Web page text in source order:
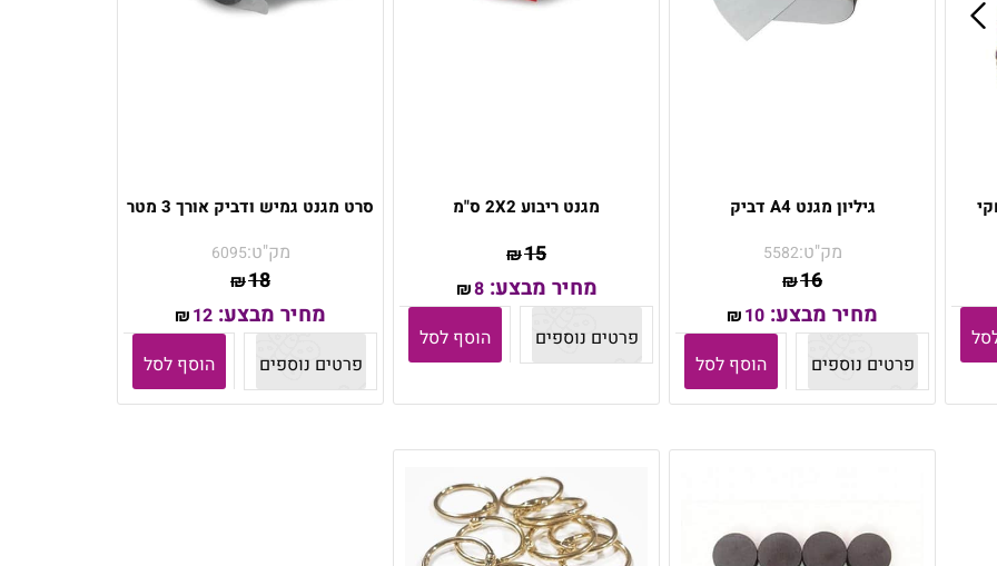
גיליון מגנט A4 דביק
מק"ט:5582
₪16
מחיר מבצע: ₪10
פרטים נוספים
הוסף לסל
מגנט ריבוע 2X2 ס"מ
₪15
מחיר מבצע: ₪8
פרטים נוספים
הוסף לסל
סרט מגנט גמיש ודביק אורך 3 מטר
מק"ט:6095
₪18
מחיר מבצע: ₪12
פרטים נוספים
הוסף לסל